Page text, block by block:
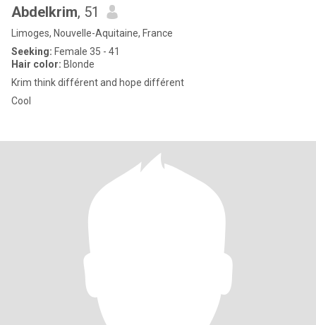
Abdelkrim, 51
Limoges, Nouvelle-Aquitaine, France
Seeking: Female 35 - 41
Hair color: Blonde
Krim think différent and hope différent
Cool